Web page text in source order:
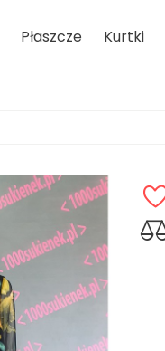
Płaszcze Kurtki